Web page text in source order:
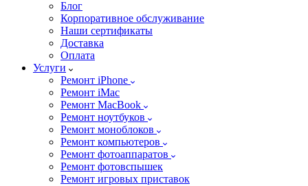
Блог
Корпоративное обслуживание
Наши сертификаты
Доставка
Оплата
Услуги
Ремонт iPhone
Ремонт iMac
Ремонт MacBook
Ремонт ноутбуков
Ремонт моноблоков
Ремонт компьютеров
Ремонт фотоаппаратов
Ремонт фотовспышек
Ремонт игровых приставок